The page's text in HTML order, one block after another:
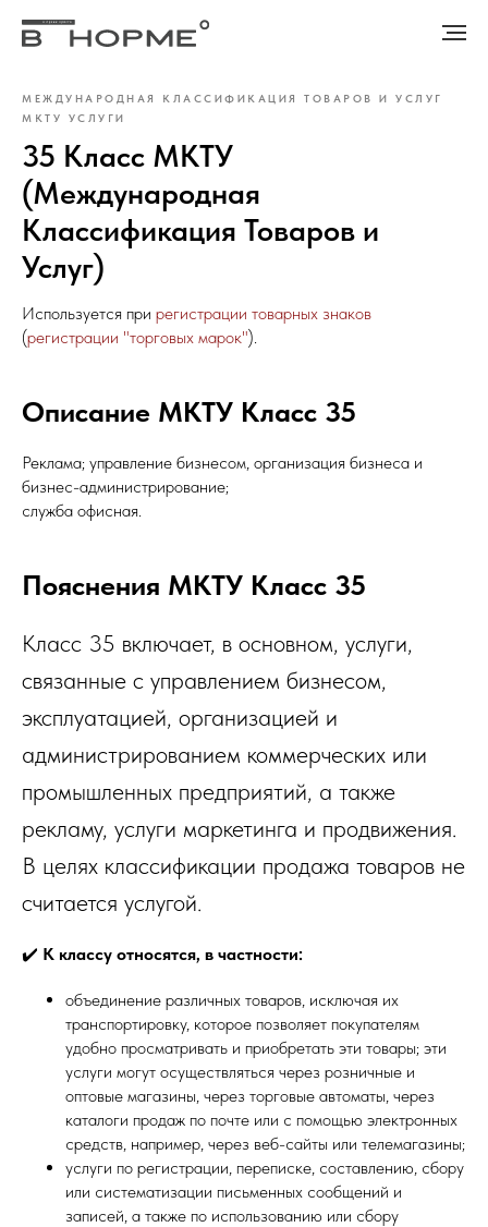
МЕЖДУНАРОДНАЯ КЛАССИФИКАЦИЯ ТОВАРОВ И УСЛУГ
МКТУ УСЛУГИ
35 Класс МКТУ
(Международная
Классификация Товаров и
Услуг)
Используется при регистрации товарных знаков
(регистрации "торговых марок").
Описание МКТУ Класс 35
Реклама; управление бизнесом, организация бизнеса и
бизнес-администрирование;
служба офисная.
Пояснения МКТУ Класс 35
Класс 35 включает, в основном, услуги,
связанные с управлением бизнесом,
эксплуатацией, организацией и
администрированием коммерческих или
промышленных предприятий, а также
рекламу, услуги маркетинга и продвижения.
В целях классификации продажа товаров не
считается услугой.
✔️ К классу относятся, в частности:
объединение различных товаров, исключая их
транспортировку, которое позволяет покупателям
удобно просматривать и приобретать эти товары; эти
услуги могут осуществляться через розничные и
оптовые магазины, через торговые автоматы, через
каталоги продаж по почте или с помощью электронных
средств, например, через веб-сайты или телемагазины;
услуги по регистрации, переписке, составлению, сбору
или систематизации письменных сообщений и
записей, а также по использованию или сбору